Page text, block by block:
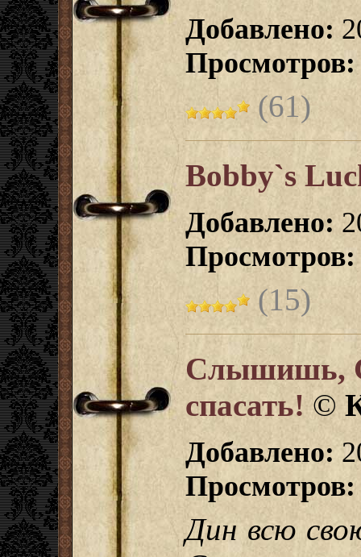
Добавлено:
Просмотров:
(61)
Bobby`s
Добавлено:
Просмотров:
(15)
Слышишь,
спасать! ©
Добавлено:
Просмотров:
Дин всю